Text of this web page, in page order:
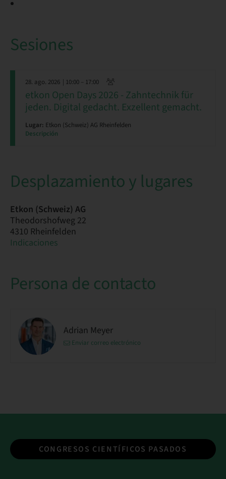
Sesiones
28. ago. 2026 | 10:00 – 17:00
​​etkon Open Days 2026 - Zahntechnik für
jeden. Digital gedacht. Exzellent gemacht.
Lugar: Etkon (Schweiz) AG Rheinfelden
Descripción
Desplazamiento y lugares
Etkon (Schweiz) AG
Theodorshofweg 22
4310 Rheinfelden
Indicaciones
Persona de contacto
Adrian Meyer
Enviar correo electrónico
CONGRESOS CIENTÍFICOS PASADOS